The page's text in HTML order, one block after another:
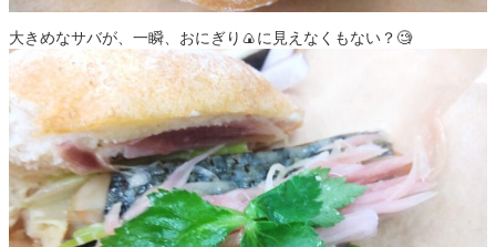
大きめなサバが、一瞬、おにぎり🍙に見えなくもない？🧐